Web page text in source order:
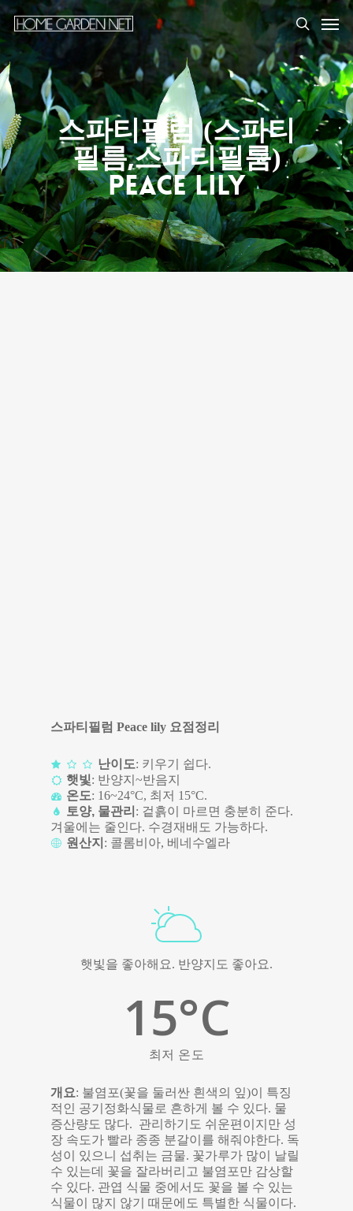
스파티필럼 (스파티
필름,스파티필룸)
Peace Lily
햇빛을 좋아해요. 반양지도 좋아요.
15°C
최저 온도
개요: 불염포(꽃을 둘러싼 흰색의 잎)이 특징
적인 공기정화식물로 흔하게 볼 수 있다. 물
증산량도 많다. 관리하기도 쉬운편이지만 성
장 속도가 빨라 종종 분갈이를 해줘야한다. 독
성이 있으니 섭취는 금물. 꽃가루가 많이 날릴
수 있는데 꽃을 잘라버리고 불염포만 감상할
수 있다. 관엽 식물 중에서도 꽃을 볼 수 있는
식물이 많지 않기 때문에도 특별한 식물이다.
스파티필럼 Peace lily 요점정리
난이도: 키우기 쉽다.
햇빛: 반양지~반음지
온도: 16~24°C, 최저 15°C.
토양, 물관리 : 겉흙이 마르면 충분히 준다.
겨울에는 줄인다. 수경재배도 가능하다.
원산지 : 콜롬비아, 베네수엘라